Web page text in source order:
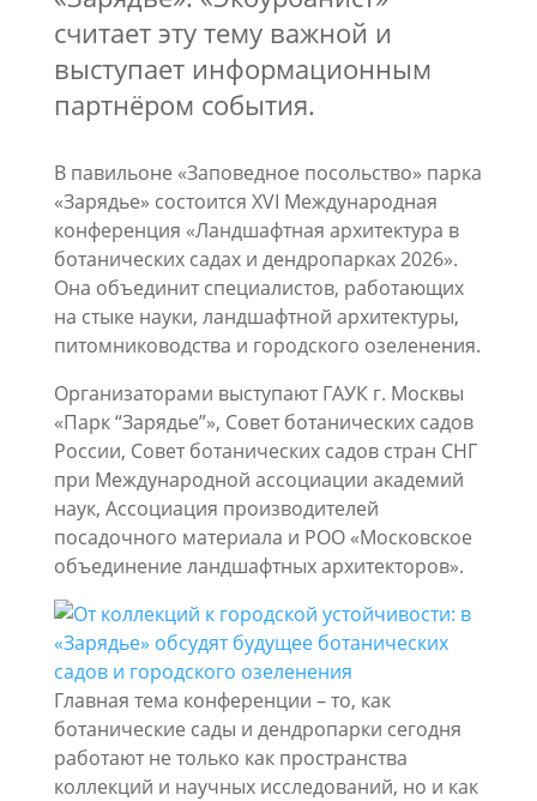
считает эту тему важной и
выступает информационным
партнёром события.
В павильоне «Заповедное посольство» парка
«Зарядье» состоится XVI Международная
конференция «Ландшафтная архитектура в
ботанических садах и дендропарках 2026».
Она объединит специалистов, работающих
на стыке науки, ландшафтной архитектуры,
питомниководства и городского озеленения.
Организаторами выступают ГАУК г. Москвы
«Парк “Зарядье”», Совет ботанических садов
России, Совет ботанических садов стран СНГ
при Международной ассоциации академий
наук, Ассоциация производителей
посадочного материала и РОО «Московское
объединение ландшафтных архитекторов».
Главная тема конференции – то, как
ботанические сады и дендропарки сегодня
работают не только как пространства
коллекций и научных исследований, но и как